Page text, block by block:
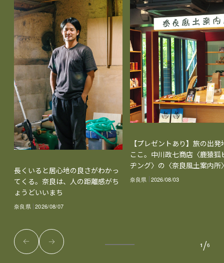
長くいると居心地の良さがわかっ
てくる。奈良は、人の距離感がち
ょうどいいまち
奈良県 2026/08/07
【プレゼントあり】旅の出発
ここ。中川政七商店〈鹿猿狐
ヂング〉の〈奈良風土案内所
奈良県 2026/08/03
1 /6